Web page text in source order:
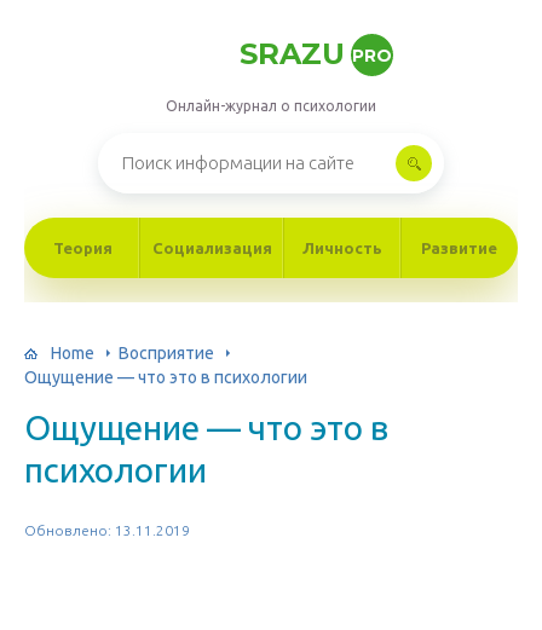
SRAZU PRO
Онлайн-журнал о психологии
Теория Социализация Личность Развитие
Home
Восприятие
Ощущение — что это в психологии
Ощущение — что это в
психологии
Обновлено: 13.11.2019